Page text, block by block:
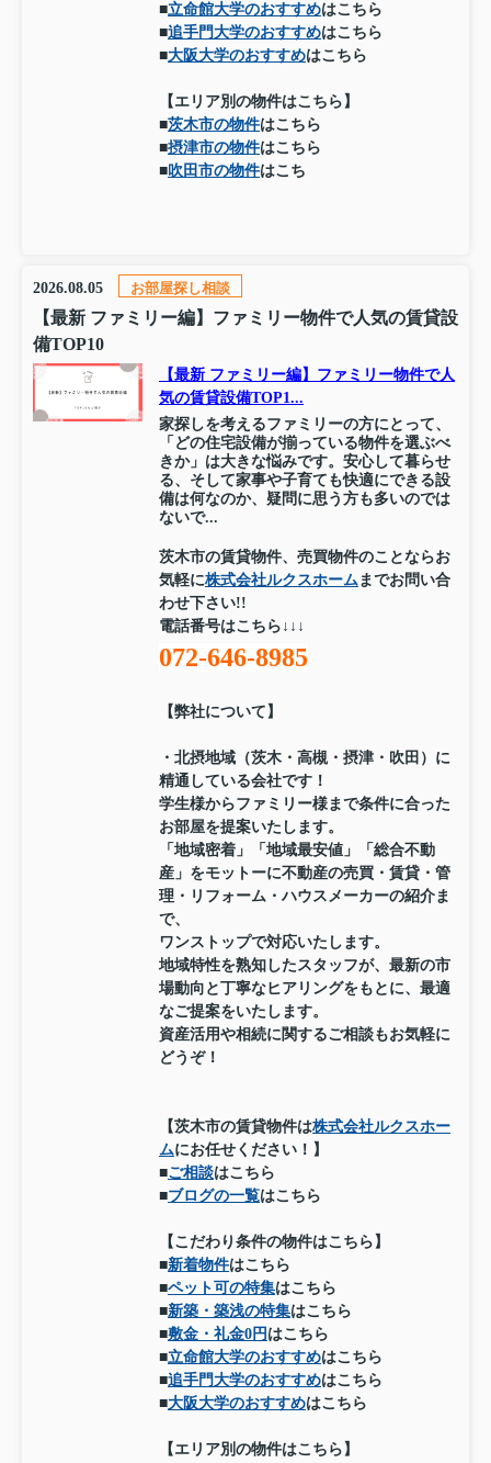
■立命館大学のおすすめはこちら
■追手門大学のおすすめはこちら
■大阪大学のおすすめはこちら
【エリア別の物件はこちら】
■茨木市の物件はこちら
■摂津市の物件はこちら
■吹田市の物件はこち
2026.08.05 お部屋探し相談
【最新 ファミリー編】ファミリー物件で人気の賃貸設
備TOP10
【最新 ファミリー編】ファミリー物件で人
気の賃貸設備TOP1...
家探しを考えるファミリーの方にとって、
「どの住宅設備が揃っている物件を選ぶべ
きか」は大きな悩みです。安心して暮らせ
る、そして家事や子育ても快適にできる設
備は何なのか、疑問に思う方も多いのでは
ないで...
茨木市の賃貸物件、売買物件のことならお
気軽に株式会社ルクスホームまでお問い合
わせ下さい!!
電話番号はこちら↓↓↓
072-646-8985
【弊社について】
・北摂地域（茨木・高槻・摂津・吹田）に
精通している会社です！
学生様からファミリー様まで条件に合った
お部屋を提案いたします。
「地域密着」「地域最安値」「総合不動
産」をモットーに不動産の売買・賃貸・管
理・リフォーム・ハウスメーカーの紹介ま
で、
ワンストップで対応いたします。
地域特性を熟知したスタッフが、最新の市
場動向と丁寧なヒアリングをもとに、最適
なご提案をいたします。
資産活用や相続に関するご相談もお気軽に
どうぞ！
【茨木市の賃貸物件は株式会社ルクスホー
ムにお任せください！】
■ご相談はこちら
■ブログの一覧はこちら
【こだわり条件の物件はこちら】
■新着物件はこちら
■ペット可の特集はこちら
■新築・築浅の特集はこちら
■敷金・礼金0円 はこちら
■立命館大学のおすすめはこちら
■追手門大学のおすすめはこちら
■大阪大学のおすすめはこちら
【エリア別の物件はこちら】